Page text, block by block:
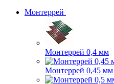
Монтеррей
Монтеррей 0,4 мм
Монтеррей 0,45 мм